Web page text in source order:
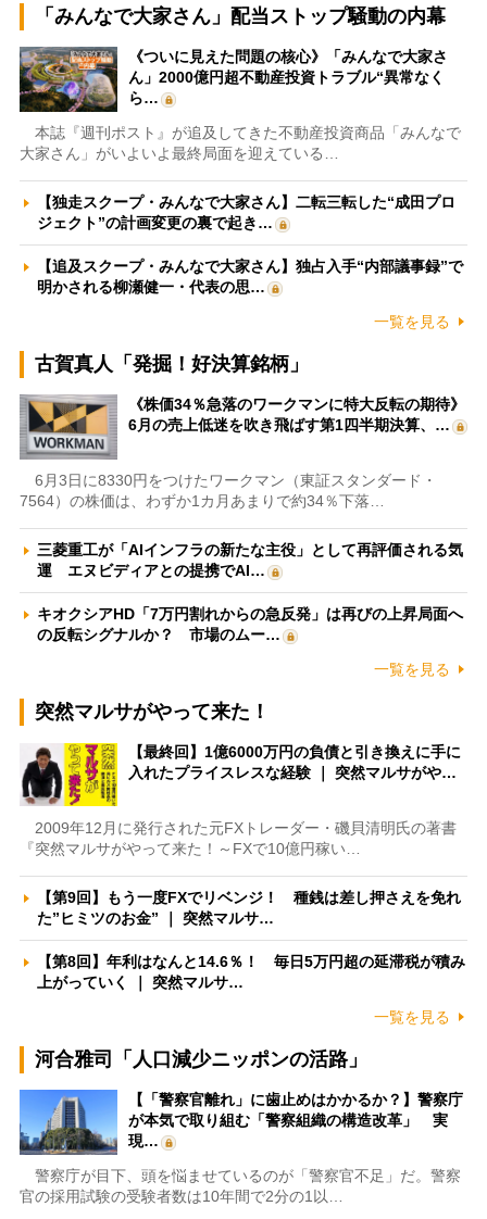
「みんなで大家さん」配当ストップ騒動の内幕
《ついに見えた問題の核心》「みんなで大家さ
ん」2000億円超不動産投資トラブル“異常なく
ら…
本誌『週刊ポスト』が追及してきた不動産投資商品「みんなで
大家さん」がいよいよ最終局面を迎えている…
【独走スクープ・みんなで大家さん】二転三転した“成田プロ
ジェクト”の計画変更の裏で起き…
【追及スクープ・みんなで大家さん】独占入手“内部議事録”で
明かされる柳瀬健一・代表の思…
一覧を見る
古賀真人「発掘！好決算銘柄」
《株価34％急落のワークマンに特大反転の期待》
6月の売上低迷を吹き飛ばす第1四半期決算、…
6月3日に8330円をつけたワークマン（東証スタンダード・
7564）の株価は、わずか1カ月あまりで約34％下落…
三菱重工が「AIインフラの新たな主役」として再評価される気
運 エヌビディアとの提携でAI…
キオクシアHD「7万円割れからの急反発」は再びの上昇局面へ
の反転シグナルか？ 市場のムー…
一覧を見る
突然マルサがやって来た！
【最終回】1億6000万円の負債と引き換えに手に
入れたプライスレスな経験 ｜ 突然マルサがや…
2009年12月に発行された元FXトレーダー・磯貝清明氏の著書
『突然マルサがやって来た！～FXで10億円稼い…
【第9回】もう一度FXでリベンジ！ 種銭は差し押さえを免れ
た”ヒミツのお金” ｜ 突然マルサ…
【第8回】年利はなんと14.6％！ 毎日5万円超の延滞税が積み
上がっていく ｜ 突然マルサ…
一覧を見る
河合雅司「人口減少ニッポンの活路」
【「警察官離れ」に歯止めはかかるか？】警察庁
が本気で取り組む「警察組織の構造改革」 実
現…
警察庁が目下、頭を悩ませているのが「警察官不足」だ。警察
官の採用試験の受験者数は10年間で2分の1以…